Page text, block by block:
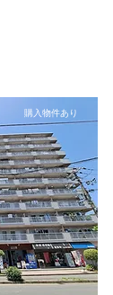
購入物件あり